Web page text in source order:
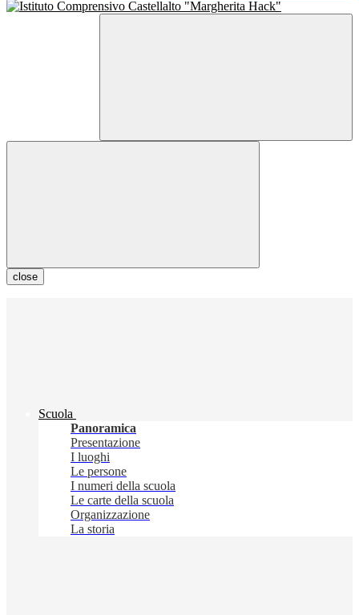
close
Scuola
Panoramica
Presentazione
I luoghi
Le persone
I numeri della scuola
Le carte della scuola
Organizzazione
La storia